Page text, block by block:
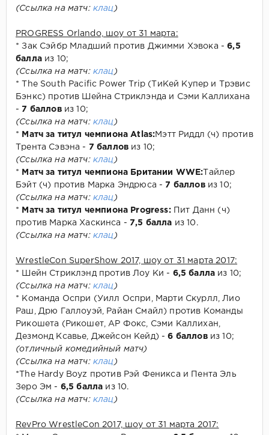
(Ссылка на матч: клац)
PROGRESS Orlando, шоу от 31 марта:
* Зак Сэйбр Младший против Джимми Хэвока -6,5
баллаиз 10;
(Ссылка на матч: клац)
* The South Pacific Power Trip (ТиКей Купер и Трэвис
Бэнкс) против Шейна Стриклэнда и Сэми Каллихана
- 7 балловиз 10;
(Ссылка на матч: клац)
* Матч за титул чемпиона Atlas:Мэтт Риддл (ч) против
Трента Сэвэна - 7 баллов из 10;
(Ссылка на матч: клац)
* Матч за титул чемпиона Британии WWE: Тайлер
Бэйт (ч) против Марка Эндрюса - 7 балловиз 10;
(Ссылка на матч: клац)
* Матч за титул чемпиона Progress:Пит Данн (ч)
против Марка Хаскинса - 7,5 балла из 10.
(Ссылка на матч: клац)
WrestleCon SuperShow 2017, шоу от 31 марта 2017:
* Шейн Стриклэнд против Лоу Ки - 6,5 балла из 10;
(Ссылка на матч: клац)
* Команда Оспри (Уилл Оспри, Марти Скурлл, Лио
Раш, Дрю Галлоуэй, Райан Смайл) против Команды
Рикошета (Рикошет, АР Фокс, Сэми Каллихан,
Дезмонд Ксавье, Джейсон Кейд) -6 балловиз 10;
(отличный комедийный матч)
(Ссылка на матч: клац)
*The Hardy Boyz против Рэй Феникса и Пента Эль
Зеро Эм - 6,5 балла из 10.
(Ссылка на матч: клац)
RevPro WrestleCon 2017, шоу от 31 марта 2017: